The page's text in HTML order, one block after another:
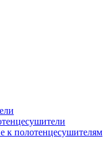
к полотенцесушителям